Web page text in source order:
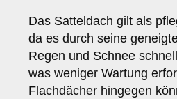
Das Satteldach gilt als
da es durch seine
Regen und Schnee
was weniger Wartung
Flachdächer hingegen